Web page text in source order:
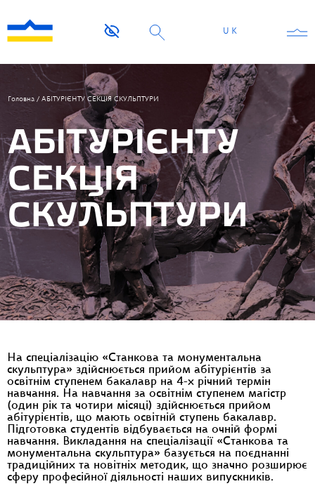
UK
Головна / АБІТУРІЄНТУ СЕКЦІЯ СКУЛЬПТУРИ
АБІТУРІЄНТУ
СЕКЦІЯ
СКУЛЬПТУРИ
На спеціалізацію «Станкова та монументальна
скульптура» здійснюється прийом абітурієнтів за
освітнім ступенем бакалавр на 4-х річний термін
навчання. На навчання за освітнім ступенем магістр
(один рік та чотири місяці) здійснюється прийом
абітурієнтів, що мають освітній ступень бакалавр.
Підготовка студентів відбувається на очній формі
навчання. Викладання на спеціалізації «Станкова та
монументальна скульптура» базується на поєднанні
традиційних та новітніх методик, що значно розширює
сферу професійної діяльності наших випускників.